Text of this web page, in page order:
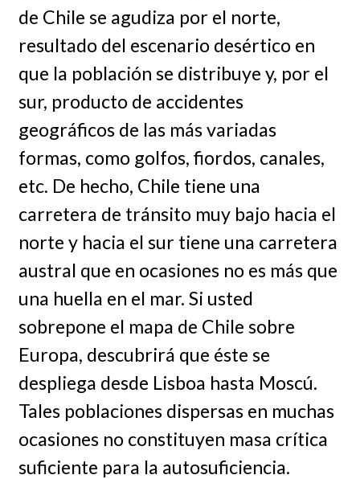
de Chile se agudiza por el norte,
resultado del escenario desértico en
que la población se distribuye y, por el
sur, producto de accidentes
geográficos de las más variadas
formas, como golfos, fiordos, canales,
etc. De hecho, Chile tiene una
carretera de tránsito muy bajo hacia el
norte y hacia el sur tiene una carretera
austral que en ocasiones no es más que
una huella en el mar. Si usted
sobrepone el mapa de Chile sobre
Europa, descubrirá que éste se
despliega desde Lisboa hasta Moscú.
Tales poblaciones dispersas en muchas
ocasiones no constituyen masa crítica
suficiente para la autosuficiencia.